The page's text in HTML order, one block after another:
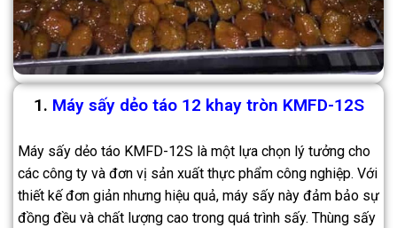
1. Máy sấy dẻo táo 12 khay tròn KMFD-12S
Máy sấy dẻo táo KMFD-12S là một lựa chọn lý tưởng cho
các công ty và đơn vị sản xuất thực phẩm công nghiệp. Với
thiết kế đơn giản nhưng hiệu quả, máy sấy này đảm bảo sự
đồng đều và chất lượng cao trong quá trình sấy. Thùng sấy